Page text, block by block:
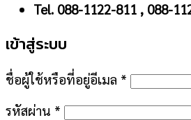
Tel. 088-1122-811 , 088-
เข้าสู่ระบบ
ชื่อผู้ใช้หรือที่อยู่อีเมล *
รหัสผ่าน *